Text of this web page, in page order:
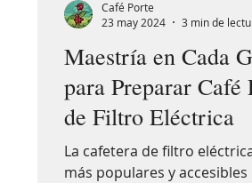
Maestría en Cada
para Preparar Café
de Filtro Eléctrica
La cafetera de filtro
más populares y accesibles
Café Porte
23 may 2024
3 min de